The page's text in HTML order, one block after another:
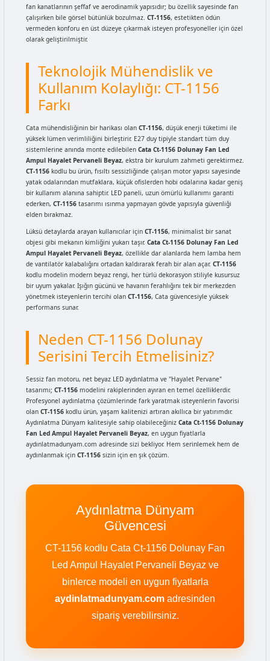
fan kanatlarının şeffaf ve aerodinamik yapısıdır; bu özellik sayesinde fan
çalışırken bile görsel bütünlük bozulmaz. CT-1156, estetikten ödün
vermeden konforu en üst düzeye çıkarmak isteyen profesyoneller için özel
olarak geliştirilmiştir.
Teknolojik Mühendislik ve
Kullanım Kolaylığı: CT-1156
Farkı
Cata mühendisliğinin bir harikası olan CT-1156, düşük enerji tüketimi ile
yüksek lümen verimliliğini birleştirir. E27 duy tipiyle standart tüm duy
sistemlerine anında monte edilebilen Cata Ct-1156 Dolunay Fan Led
Ampul Hayalet Pervaneli Beyaz, ekstra bir kurulum zahmeti gerektirmez.
CT-1156 kodlu bu ürün, fısıltı sessizliğinde çalışan motor yapısı sayesinde
yatak odalarından mutfaklara, küçük ofislerden hobi odalarına kadar geniş
bir kullanım alanına sahiptir. LED paneli, uzun ömürlü kullanımı garanti
ederken, CT-1156 tasarımı ısınma yapmayan gövde yapısıyla güvenliği
elden bırakmaz.
Lüksü detaylarda arayan kullanıcılar için CT-1156, minimalist bir sanat
objesi gibi mekanın kimliğini yukarı taşır. Cata Ct-1156 Dolunay Fan Led
Ampul Hayalet Pervaneli Beyaz, özellikle dar alanlarda hem lamba hem
de vantilatör kalabalığını ortadan kaldırarak ferah bir alan açar. CT-1156
kodlu modelin modern beyaz rengi, her türlü dekorasyon stiliyle kusursuz
bir uyum yakalar. Işığın gücünü ve havanın ferahlığını tek bir merkezden
yönetmek isteyenlerin tercihi olan CT-1156, Cata güvencesiyle yüksek
performans sunar.
Neden CT-1156 Dolunay
Serisini Tercih Etmelisiniz?
Sessiz fan motoru, net beyaz LED aydınlatma ve "Hayalet Pervane"
tasarımı; CT-1156 modelini rakiplerinden ayıran en temel özelliklerdir.
Profesyonel aydınlatma çözümlerinde fark yaratmak isteyenlerin favorisi
olan CT-1156 kodlu ürün, yaşam kalitenizi artıran akıllıca bir yatırımdır.
Aydınlatma Dünyam kalitesiyle sahip olabileceğiniz Cata Ct-1156 Dolunay
Fan Led Ampul Hayalet Pervaneli Beyaz, en uygun fiyatlarla
aydınlatmadunyam.com adresinde sizi bekliyor. Hem serinlemek hem de
aydınlanmak için CT-1156 sizin için en şık çözüm.
Aydınlatma Dünyam
Güvencesi
CT-1156 kodlu Cata Ct-1156 Dolunay Fan
Led Ampul Hayalet Pervaneli Beyaz ve
binlerce modeli en uygun fiyatlarla
aydinlatmadunyam.com adresinden
sipariş verebilirsiniz.